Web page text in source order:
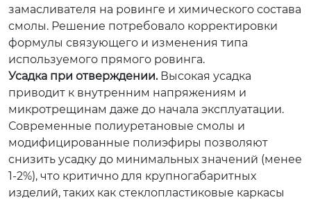
замасливателя на ровинге и химического состава
смолы. Решение потребовало корректировки
формулы связующего и изменения типа
используемого прямого ровинга.
Усадка при отверждении.Высокая усадка
приводит к внутренним напряжениям и
микротрещинам даже до начала эксплуатации.
Современные полиуретановые смолы и
модифицированные полиэфиры позволяют
снизить усадку до минимальных значений (менее
1-2%), что критично для крупногабаритных
изделий, таких как стеклопластиковые каркасы